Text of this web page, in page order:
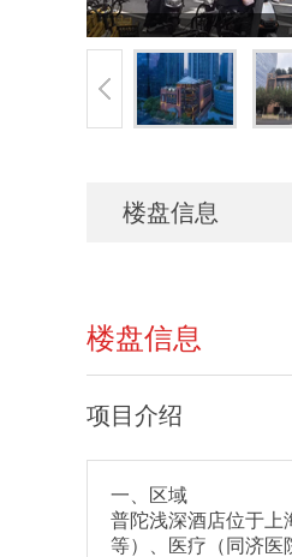
楼盘信息
楼盘信息
项目介绍
一、区域
普陀浅深酒店位于上
等）、医疗（同济医